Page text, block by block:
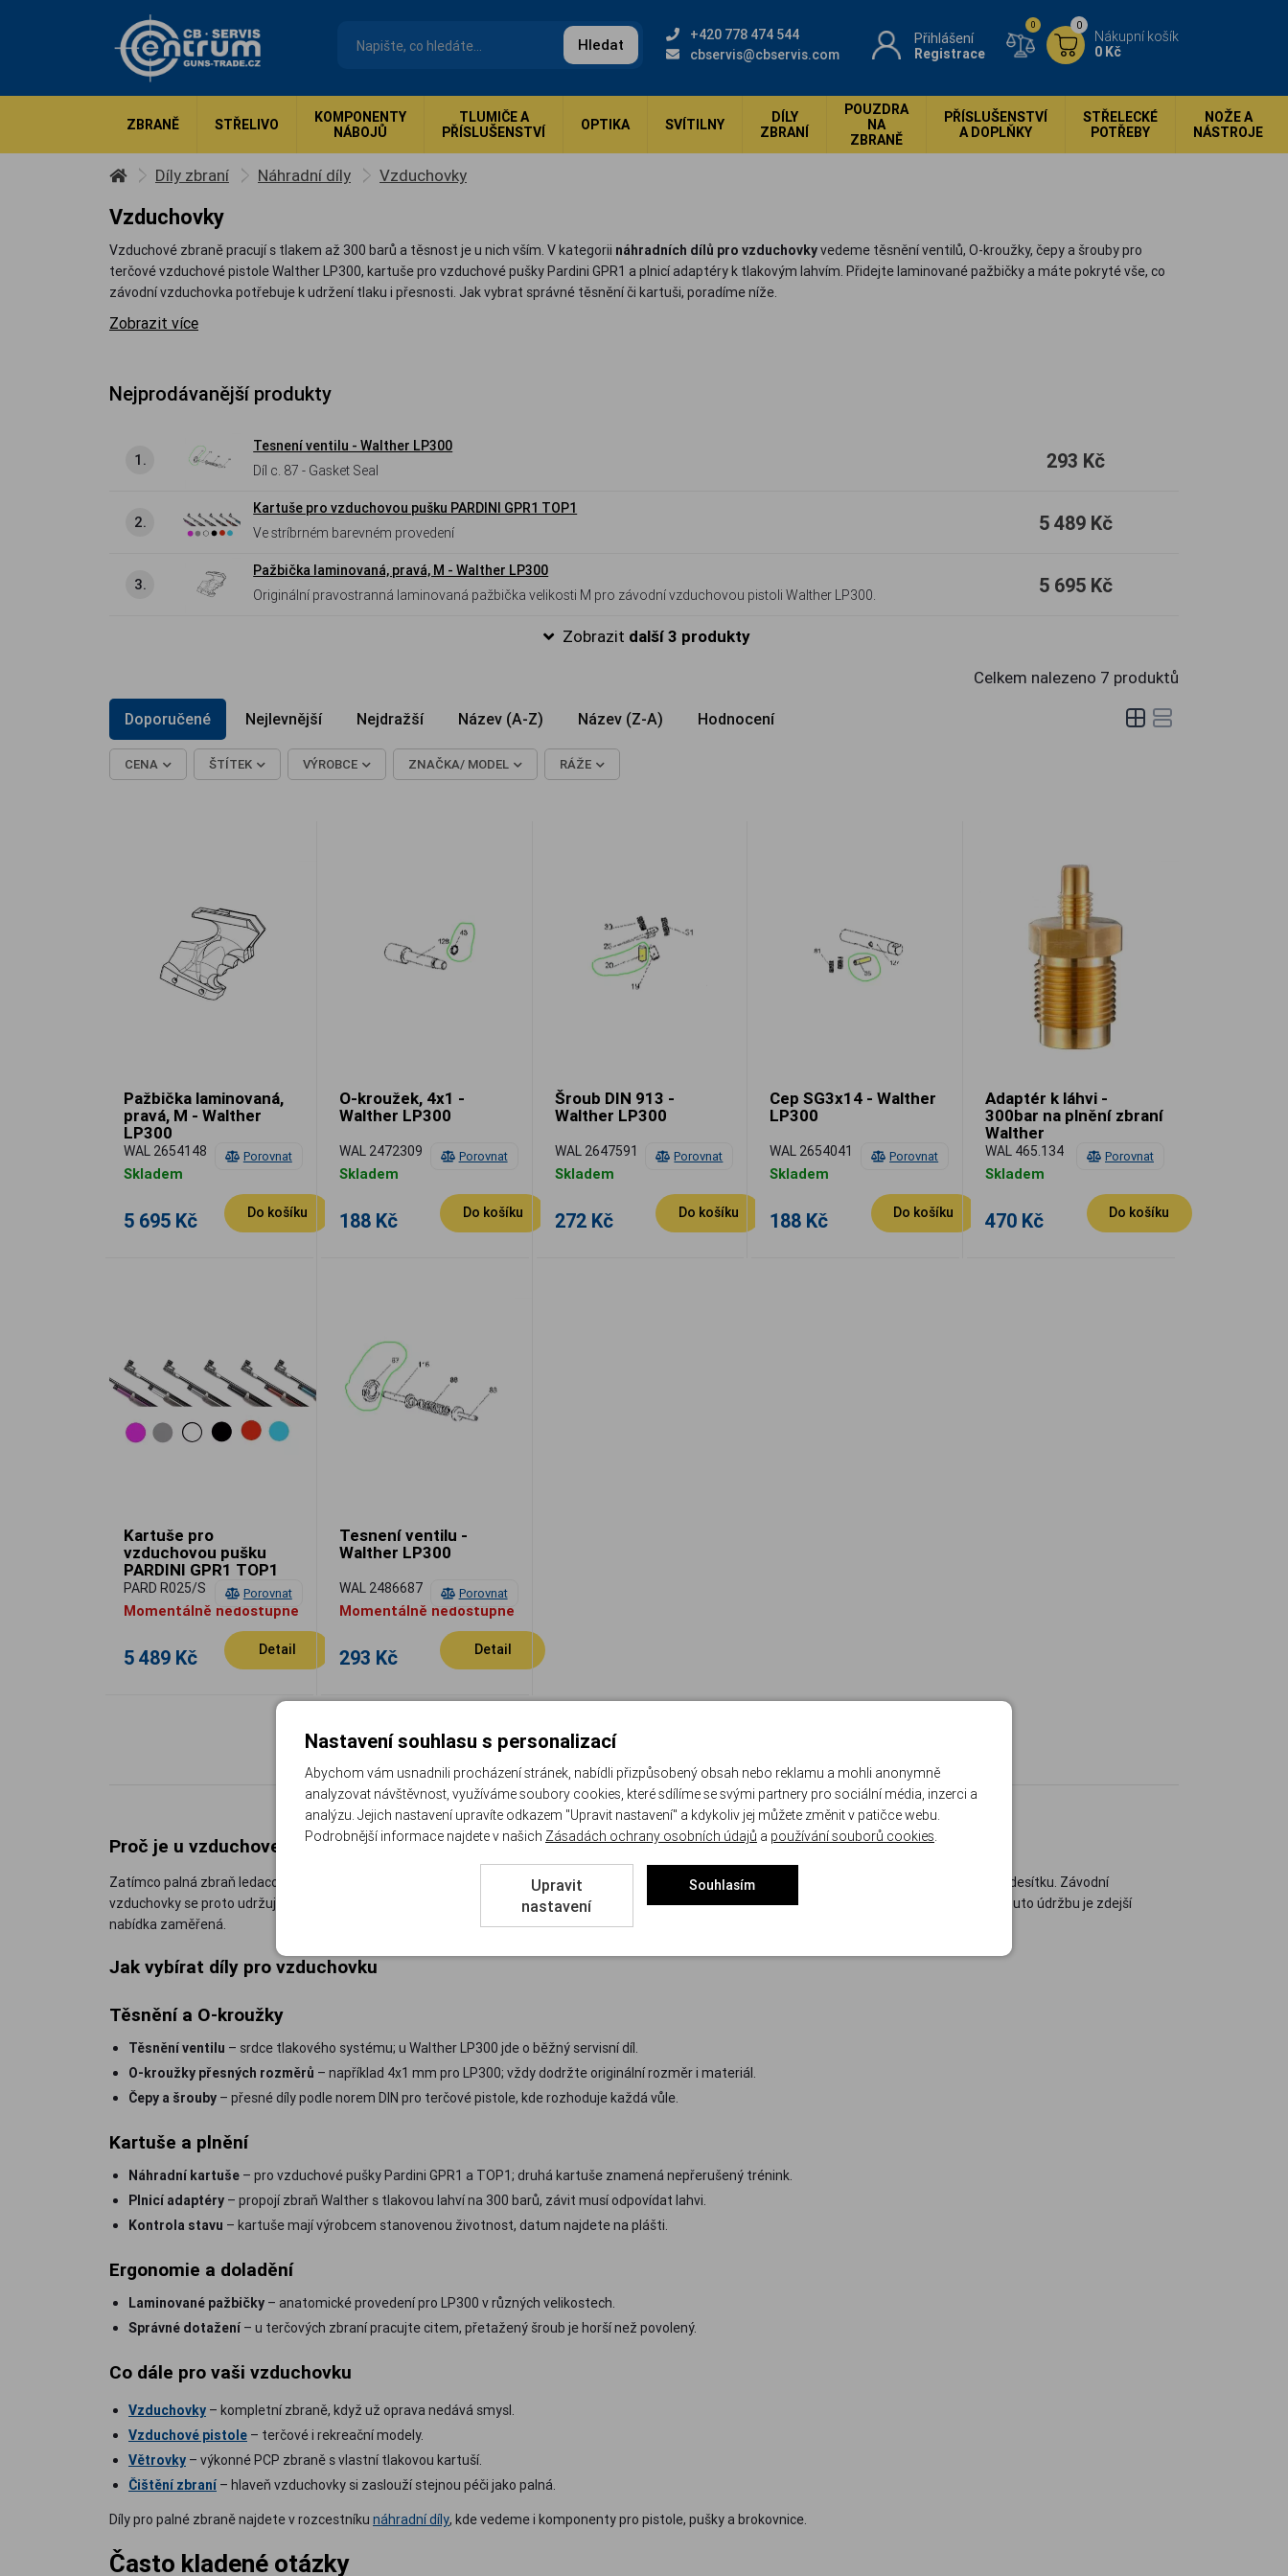
Hledat
+420 778 474 544
cbservis@cbservis.com
Přihlášení
Registrace
0
Nákupní košík
0 Kč
0
ZBRANĚ STŘELIVO
KOMPONENTY
NÁBOJŮ
TLUMIČE A
PŘÍSLUŠENSTVÍ
OPTIKA SVÍTILNY
DÍLY
ZBRANÍ
POUZDRA
NA
ZBRANĚ
PŘÍSLUŠENSTVÍ
A DOPLŇKY
STŘELECKÉ
POTŘEBY
NOŽE A
NÁSTROJE
Díly zbraní Náhradní díly Vzduchovky
Vzduchovky
Vzduchové zbraně pracují s tlakem až 300 barů a těsnost je u nich vším. V kategorii náhradních dílů pro vzduchovkyvedeme těsnění ventilů, O-kroužky, čepy a šrouby pro
terčové vzduchové pistole Walther LP300, kartuše pro vzduchové pušky Pardini GPR1 a plnicí adaptéry k tlakovým lahvím. Přidejte laminované pažbičky a máte pokryté vše, co
závodní vzduchovka potřebuje k udržení tlaku i přesnosti. Jak vybrat správné těsnění či kartuši, poradíme níže.
Zobrazit více
Nejprodávanější produkty
1.
Tesnení ventilu - Walther LP300
Díl c. 87 - Gasket Seal
293 Kč
2.
Kartuše pro vzduchovou pušku PARDINI GPR1 TOP1
Ve stríbrném barevném provedení
5 489 Kč
3.
Pažbička laminovaná, pravá, M - Walther LP300
Originální pravostranná laminovaná pažbička velikosti M pro závodní vzduchovou pistoli Walther LP300.
5 695 Kč
Zobrazit další 3 produkty
Celkem nalezeno 7 produktů
Doporučené Nejlevnější Nejdražší Název (A-Z) Název (Z-A) Hodnocení
CENA ŠTÍTEK VÝROBCE ZNAČKA/ MODEL RÁŽE
Porovnat
Pažbička laminovaná,
pravá, M - Walther
LP300
WAL 2654148
Skladem
5 695 Kč Do košíku
Porovnat
O-kroužek, 4x1 -
Walther LP300
WAL 2472309
Skladem
188 Kč Do košíku
Porovnat
Šroub DIN 913 -
Walther LP300
WAL 2647591
Skladem
272 Kč Do košíku
Porovnat
Cep SG3x14 - Walther
LP300
WAL 2654041
Skladem
188 Kč Do košíku
Porovnat
Adaptér k láhvi -
300bar na plnění zbraní
Walther
WAL 465.134
Skladem
470 Kč Do košíku
Porovnat
Kartuše pro
vzduchovou pušku
PARDINI GPR1 TOP1
PARD R025/S
Momentálně nedostupné
5 489 Kč Detail
Porovnat
Tesnení ventilu -
Walther LP300
WAL 2486687
Momentálně nedostupné
293 Kč Detail
Proč je u vzduchovek údržba jiná
Zatímco palná zbraň ledacos odpustí, stlačený vzduch nikoli. Jediný ztvrdlý O-kroužek znamená unikající tlak, kolísající úsťovou rychlost a rány mimo desítku. Závodní
vzduchovky se proto udržují preventivně: těsnění se mění v intervalech, kartuše procházejí kontrolou a plnicí adaptéry musí sedět bez vůle. Právě na tuto údržbu je zdejší
nabídka zaměřená.
Jak vybírat díly pro vzduchovku
Těsnění a O-kroužky
Těsnění ventilu – srdce tlakového systému; u Walther LP300 jde o běžný servisní díl.
O-kroužky přesných rozměrů – například 4x1 mm pro LP300; vždy dodržte originální rozměr i materiál.
Čepy a šrouby – přesné díly podle norem DIN pro terčové pistole, kde rozhoduje každá vůle.
Kartuše a plnění
Náhradní kartuše – pro vzduchové pušky Pardini GPR1 a TOP1; druhá kartuše znamená nepřerušený trénink.
Plnicí adaptéry – propojí zbraň Walther s tlakovou lahví na 300 barů, závit musí odpovídat lahvi.
Kontrola stavu – kartuše mají výrobcem stanovenou životnost, datum najdete na plášti.
Ergonomie a doladění
Laminované pažbičky – anatomické provedení pro LP300 v různých velikostech.
Správné dotažení – u terčových zbraní pracujte citem, přetažený šroub je horší než povolený.
Co dále pro vaši vzduchovku
Vzduchovky – kompletní zbraně, když už oprava nedává smysl.
Vzduchové pistole – terčové i rekreační modely.
Větrovky – výkonné PCP zbraně s vlastní tlakovou kartuší.
Čištění zbraní – hlaveň vzduchovky si zaslouží stejnou péči jako palná.
Díly pro palné zbraně najdete v rozcestníku náhradní díly, kde vedeme i komponenty pro pistole, pušky a brokovnice.
Často kladené otázky
Nastavení souhlasu s personalizací
Abychom vám usnadnili procházení stránek, nabídli přizpůsobený obsah nebo reklamu a mohli anonymně
analyzovat návštěvnost, využíváme soubory cookies, které sdílíme se svými partnery pro sociální média, inzerci a
analýzu. Jejich nastavení upravíte odkazem "Upravit nastavení" a kdykoliv jej můžete změnit v patičce webu.
Podrobnější informace najdete v našich Zásadách ochrany osobních údajů a používání souborů cookies.
Upravit
nastavení
Souhlasím